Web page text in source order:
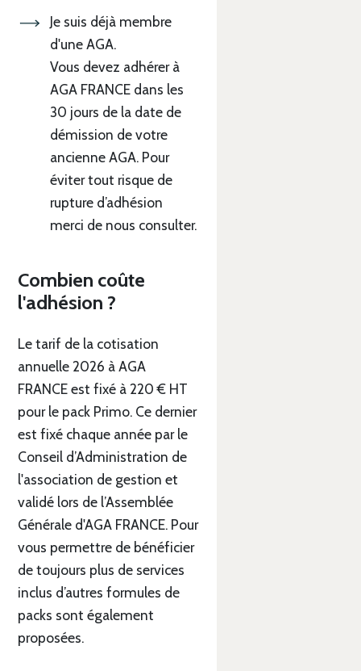
Je suis déjà membre
d'une AGA.
Vous devez adhérer à
AGA FRANCE dans les
30 jours de la date de
démission de votre
ancienne AGA. Pour
éviter tout risque de
rupture d’adhésion
merci de nous consulter.
Combien coûte
l'adhésion ?
Le tarif de la cotisation
annuelle 2026 à AGA
FRANCE est fixé à 220 € HT
pour le pack Primo. Ce dernier
est fixé chaque année par le
Conseil d’Administration de
l'association de gestion et
validé lors de l’Assemblée
Générale d'AGA FRANCE. Pour
vous permettre de bénéficier
de toujours plus de services
inclus d’autres formules de
packs sont également
proposées.